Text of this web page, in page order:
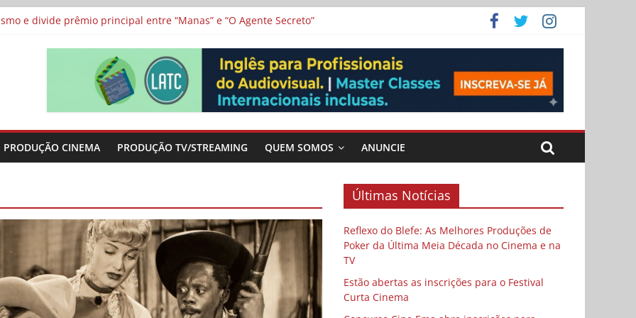
adaptação brasileira de série argentina para o cinema
e divide prêmio principal entre “Manas” e “O Agente Secreto”
Cinema
de escolas públicas
PRODUÇÃO CINEMA PRODUÇÃO TV/STREAMING QUEM SOMOS ANUNCIE
Últimas Notícias
Reflexo do Blefe: As Melhores Produções de
Poker da Última Meia Década no Cinema e na
TV
Estão abertas as inscrições para o Festival
Curta Cinema